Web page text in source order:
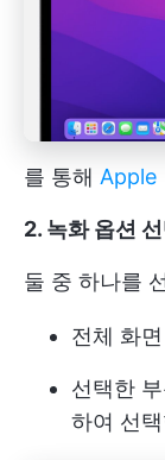
를 통해 Apple
2. 녹화 옵션
둘 중 하나를
전체 화
선택한
하여 선